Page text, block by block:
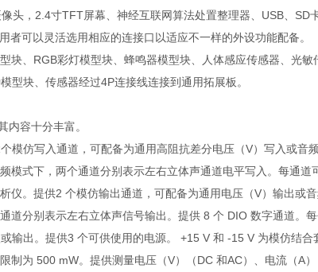
头，2.4寸TFT屏幕、神经互联网算法处置整理器、USB、
者可以灵活选用相应的连接口以适应不一样的外设功能配备。
块、RGB彩灯模型块、蜂鸣器模型块、人体感应传感器、光
型块、传感器经过4P连接线连接到通用拓展板。
内容十分丰富。
模仿写入通道，可配备为通用高阻抗差分电压（V）写入或
模式下，两个通道分别表示左右立体声通道电平写入。每通
仪。提供2 个模仿输出通道，可配备为通用电压（V）输出
道分别表示左右立体声信号输出。提供 8 个 DIO 数字通道
输出。提供3 个可供使用的电源。 +15 V 和 -15 V 为模仿结
制为 500 mW。提供测量电压（V）（DC 和AC）、电流（